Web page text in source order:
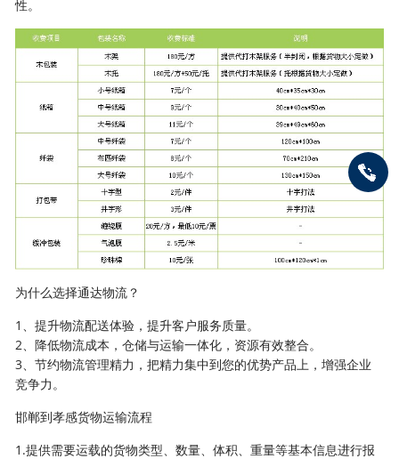
性。
为什么选择通达物流？
1、提升物流配送体验，提升客户服务质量。
2、降低物流成本，仓储与运输一体化，资源有效整合。
3、节约物流管理精力，把精力集中到您的优势产品上，增强企业
竞争力。
邯郸到孝感货物运输流程
1.提供需要运载的货物类型、数量、体积、重量等基本信息进行报